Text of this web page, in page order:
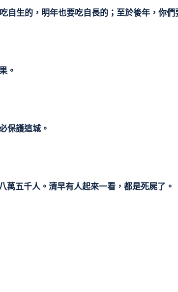
生的，明年也要吃自長的；至於後年，你
。
保護這城。
五千人。清早有人起來一看，都是死屍了。